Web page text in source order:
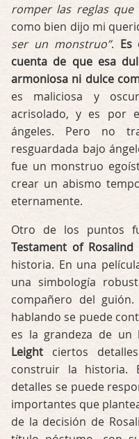
romper las reglas que
como bien dijo mi
ser un monstruo”. Es
cuenta de que esa
armoniosa ni dulce
es maliciosa y
acrisolado, y es por
ángeles. Pero no
resguardada bajo
fue un monstruo
crear un abismo
eternamente.
Otro de los puntos
Testament of Rosalind
historia. En una
una simbología
compañero del
hablando se puede
es la grandeza de un
Leight ciertos
construir la historia.
detalles se puede
importantes que
de la decisión de